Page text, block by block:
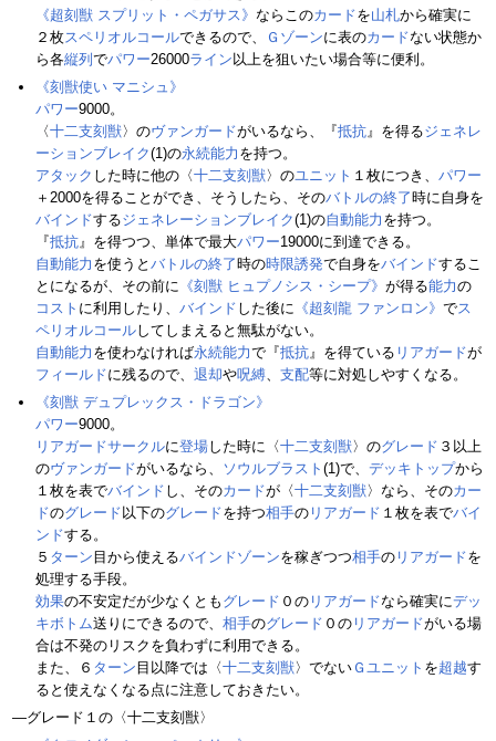
《超刻獣 スプリット・ペガサス》 ならこのカードを山札から確実に
２枚スペリオルコールできるので、 Ｇゾーンに表のカードない状態か
ら各縦列 でパワー26000ライン 以上を狙いたい場合等に便利。
《刻獣使い マニシュ》
パワー9000。
〈十二支刻獣〉のヴァンガードがいるなら、『抵抗』を得るジェネレ
ーションブレイク(1)の永続能力 を持つ。
アタック した時に他の〈十二支刻獣〉のユニット １枚につき、 パワー
＋2000を得ることができ、そうしたら、そのバトルの終了時に自身を
バインドするジェネレーションブレイク(1)の自動能力 を持つ。
『抵抗』を得つつ、単体で最大パワー19000に到達できる。
自動能力 を使うと バトルの終了時の時限誘発で自身をバインドするこ
とになるが、その前に 《刻獣 ヒュプノシス・シープ》 が得る能力の
コスト に利用したり、 バインド した後に 《超刻龍 ファンロン》 でス
ペリオルコールしてしまえると無駄がない。
自動能力 を使わなければ永続能力で『抵抗』を得ている リアガードが
フィールドに残るので、 退却や呪縛、 支配等に対処しやすくなる。
《刻獣 デュプレックス・ドラゴン》
パワー9000。
リアガードサークルに登場した時に〈十二支刻獣〉のグレード ３以上
のヴァンガードがいるなら、 ソウルブラスト (1)で、 デッキトップから
１枚を表でバインド し、そのカードが〈十二支刻獣〉なら、そのカー
ドのグレード 以下のグレードを持つ相手の リアガード １枚を表でバイ
ンドする。
５ ターン 目から使えるバインドゾーンを稼ぎつつ相手の リアガードを
処理する手段。
効果の不安定だが少なくとも グレード ０の リアガードなら確実にデッ
キボトム送りにできるので、 相手のグレード ０の リアガードがいる場
合は不発のリスクを負わずに利用できる。
また、６ ターン 目以降では〈十二支刻獣〉でない Ｇユニット を超越す
ると使えなくなる点に注意しておきたい。
―グレード１の〈十二支刻獣〉